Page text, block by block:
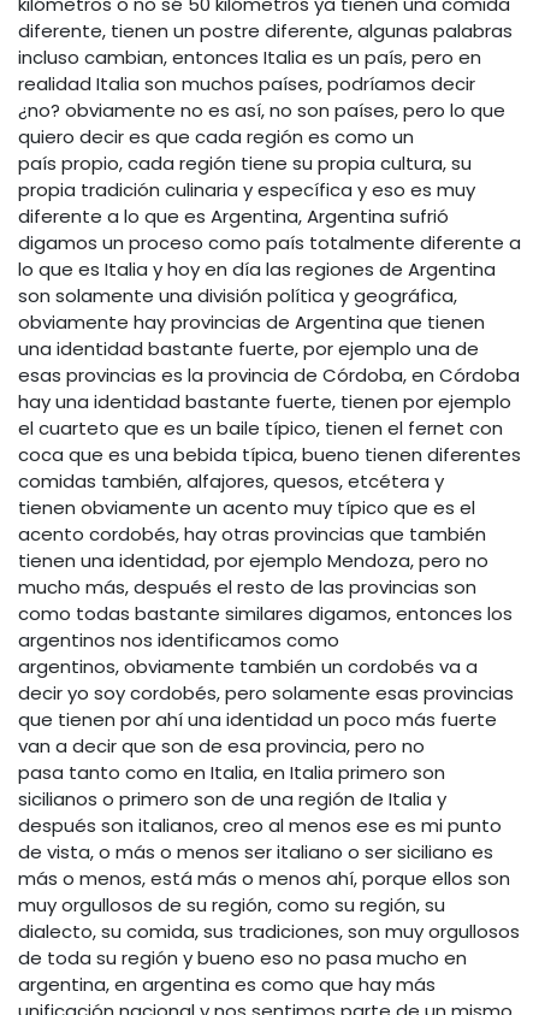
diferente, tienen un postre diferente, algunas palabras
incluso cambian, entonces Italia es un país, pero en
realidad Italia son muchos países, podríamos decir
¿no? obviamente no es así, no son países, pero lo que
quiero decir es que cada región es como un
país propio, cada región tiene su propia cultura, su
propia tradición culinaria y específica y eso es muy
diferente a lo que es Argentina, Argentina sufrió
digamos un proceso como país totalmente diferente a
lo que es Italia y hoy en día las regiones de Argentina
son solamente una división política y geográfica,
obviamente hay provincias de Argentina que tienen
una identidad bastante fuerte, por ejemplo una de
esas provincias es la provincia de Córdoba, en Córdoba
hay una identidad bastante fuerte, tienen por ejemplo
el cuarteto que es un baile típico, tienen el fernet con
coca que es una bebida típica, bueno tienen diferentes
comidas también, alfajores, quesos, etcétera y
tienen obviamente un acento muy típico que es el
acento cordobés, hay otras provincias que también
tienen una identidad, por ejemplo Mendoza, pero no
mucho más, después el resto de las provincias son
como todas bastante similares digamos, entonces los
argentinos nos identificamos como
argentinos, obviamente también un cordobés va a
decir yo soy cordobés, pero solamente esas provincias
que tienen por ahí una identidad un poco más fuerte
van a decir que son de esa provincia, pero no
pasa tanto como en Italia, en Italia primero son
sicilianos o primero son de una región de Italia y
después son italianos, creo al menos ese es mi punto
de vista, o más o menos ser italiano o ser siciliano es
más o menos, está más o menos ahí, porque ellos son
muy orgullosos de su región, como su región, su
dialecto, su comida, sus tradiciones, son muy orgullosos
de toda su región y bueno eso no pasa mucho en
argentina, en argentina es como que hay más